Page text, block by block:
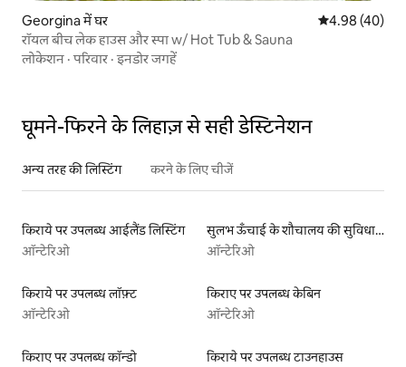
Georgina में घर औसत रेटिंग 5 में
4.98 (40)
रॉयल बीच लेक हाउस और स्पा w/ Hot Tub & Sauna
लोकेशन ·परिवार ·इनडोर जगहें
घूमने-फिरने के लिहाज़ से सही डेस्टिनेशन
अन्य तरह की लिस्टिंग करने के लिए चीजें
किराये पर उपलब्ध आईलैंड लिस्टिंग
ऑन्टेरिओ
सुलभ ऊँचाई के शौचालय की सुविधा वाली किराये पर उपलब्ध लिस्टिंग
ऑन्टेरिओ
किराये पर उपलब्ध लॉफ़्ट
ऑन्टेरिओ
किराए पर उपलब्ध केबिन
ऑन्टेरिओ
किराए पर उपलब्ध कॉन्डो
किराये पर उपलब्ध टाउनहाउस